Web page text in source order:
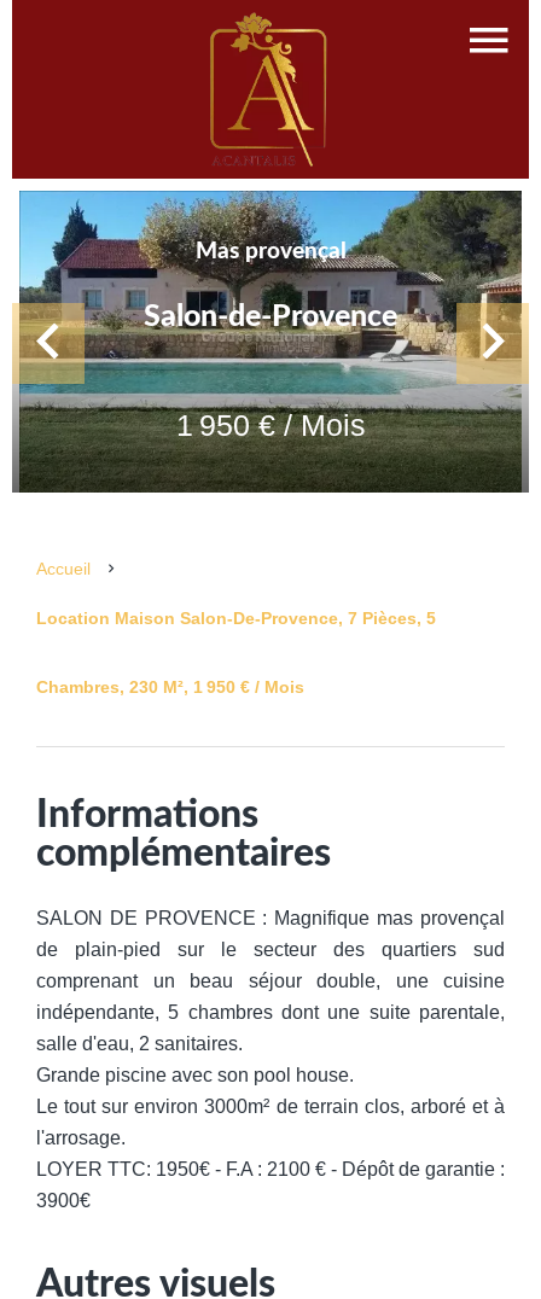
Mas provençal
Salon-de-Provence
1 950 € / Mois
Accueil
Location Maison Salon-De-Provence, 7 Pièces, 5
Chambres, 230 M², 1 950 € / Mois
Informations
complémentaires
SALON DE PROVENCE : Magnifique mas provençal
de plain-pied sur le secteur des quartiers sud
comprenant un beau séjour double, une cuisine
indépendante, 5 chambres dont une suite parentale,
salle d'eau, 2 sanitaires.
Grande piscine avec son pool house.
Le tout sur environ 3000m² de terrain clos, arboré et à
l'arrosage.
LOYER TTC: 1950€ - F.A : 2100 € - Dépôt de garantie :
3900€
Autres visuels